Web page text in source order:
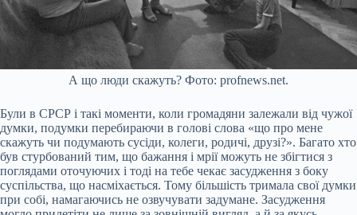
А що люди скажуть? Фото: profnews.net.
Були в СРСР і такі моменти, коли громадяни залежали від чужої
думки, подумки перебираючи в голові слова «що про мене
скажуть чи подумають сусіди, колеги, родичі, друзі?». Багато хто
був стурбований тим, що бажання і мрії можуть не збігтися з
поглядами оточуючих і тоді на тебе чекає засудження з боку
суспільства, що насміхається. Тому більшість тримала свої думки
при собі, намагаючись не озвучувати задумане. Засудження